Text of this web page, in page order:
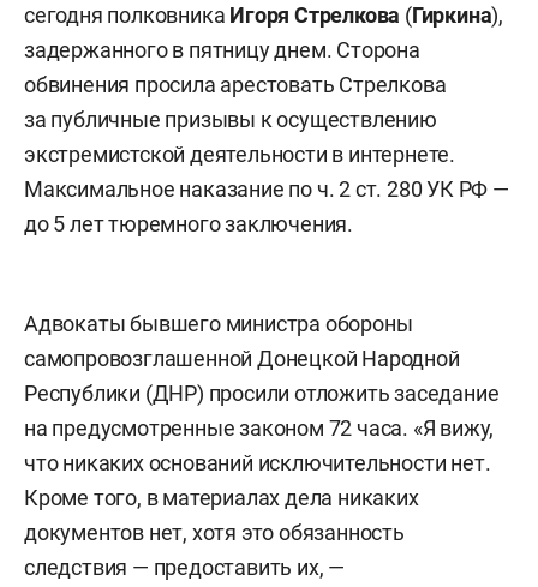
сегодня полковника Игоря Стрелкова (Гиркина),
задержанного в пятницу днем. Сторона
обвинения просила арестовать Стрелкова
за публичные призывы к осуществлению
экстремистской деятельности в интернете.
Максимальное наказание по ч. 2 ст. 280 УК РФ —
до 5 лет тюремного заключения.
Адвокаты бывшего министра обороны
самопровозглашенной Донецкой Народной
Республики (ДНР) просили отложить заседание
на предусмотренные законом 72 часа. «Я вижу,
что никаких оснований исключительности нет.
Кроме того, в материалах дела никаких
документов нет, хотя это обязанность
следствия — предоставить их, —